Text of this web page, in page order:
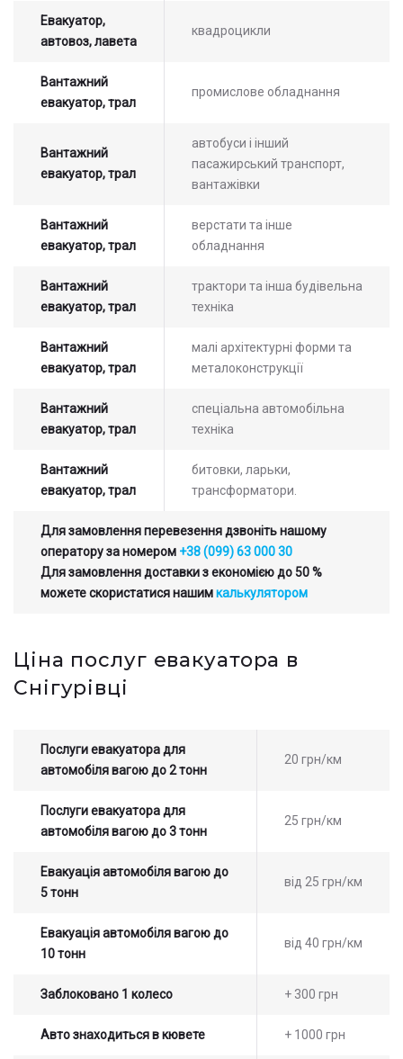
Евакуатор,
автовоз, лавета
квадроцикли
Вантажний
евакуатор, трал
промислове обладнання
Вантажний
евакуатор, трал
автобуси і інший
пасажирський транспорт,
вантажівки
Вантажний
евакуатор, трал
верстати та інше
обладнання
Вантажний
евакуатор, трал
трактори та інша будівельна
техніка
Вантажний
евакуатор, трал
малі архітектурні форми та
металоконструкції
Вантажний
евакуатор, трал
спеціальна автомобільна
техніка
Вантажний
евакуатор, трал
битовки, ларьки,
трансформатори.
Для замовлення перевезення дзвоніть нашому
оператору за номером +38 (099) 63 000 30
Для замовлення доставки з економією до 50 %
можете скористатися нашимкалькулятором
Ціна послуг евакуатора в
Снігурівці
Послуги евакуатора для
автомобіля вагою до 2 тонн
20 грн/км
Послуги евакуатора для
автомобіля вагою до 3 тонн
25 грн/км
Евакуація автомобіля вагою до
5 тонн
від 25 грн/км
Евакуація автомобіля вагою до
10 тонн
від 40 грн/км
Заблоковано 1 колесо + 300 грн
Авто знаходиться в кювете + 1000 грн
стоимости услуг с нашим
оператором
вартості послуг з нашим
оператором